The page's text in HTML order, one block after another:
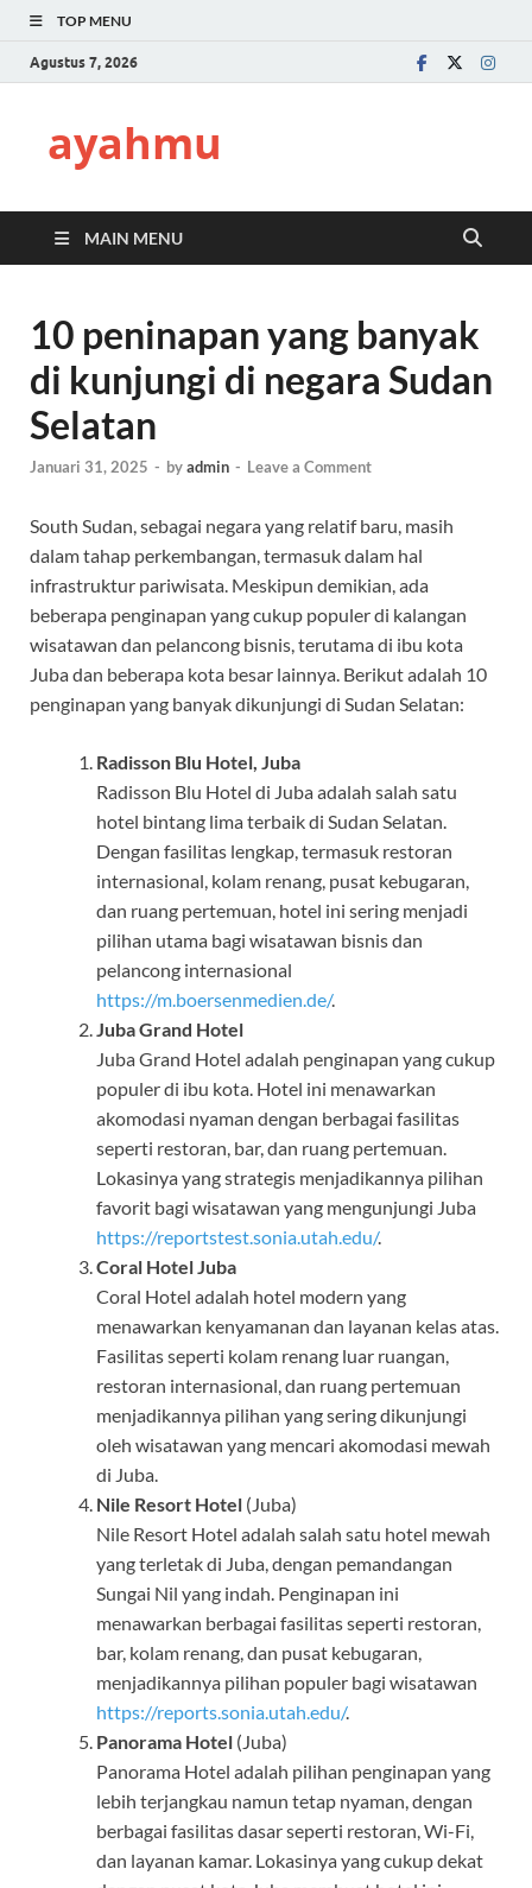
TOP MENU
Agustus 7, 2026
ayahmu
MAIN MENU
10 peninapan yang banyak
di kunjungi di negara Sudan
Selatan
Januari 31, 2025 - byadmin - Leave a Comment
South Sudan, sebagai negara yang relatif baru, masih
dalam tahap perkembangan, termasuk dalam hal
infrastruktur pariwisata. Meskipun demikian, ada
beberapa penginapan yang cukup populer di kalangan
wisatawan dan pelancong bisnis, terutama di ibu kota
Juba dan beberapa kota besar lainnya. Berikut adalah 10
penginapan yang banyak dikunjungi di Sudan Selatan:
Radisson Blu Hotel, Juba
Radisson Blu Hotel di Juba adalah salah satu
hotel bintang lima terbaik di Sudan Selatan.
Dengan fasilitas lengkap, termasuk restoran
internasional, kolam renang, pusat kebugaran,
dan ruang pertemuan, hotel ini sering menjadi
pilihan utama bagi wisatawan bisnis dan
pelancong internasional
https://m.boersenmedien.de/.
Juba Grand Hotel
Juba Grand Hotel adalah penginapan yang cukup
populer di ibu kota. Hotel ini menawarkan
akomodasi nyaman dengan berbagai fasilitas
seperti restoran, bar, dan ruang pertemuan.
Lokasinya yang strategis menjadikannya pilihan
favorit bagi wisatawan yang mengunjungi Juba
https://reportstest.sonia.utah.edu/.
Coral Hotel Juba
Coral Hotel adalah hotel modern yang
menawarkan kenyamanan dan layanan kelas atas.
Fasilitas seperti kolam renang luar ruangan,
restoran internasional, dan ruang pertemuan
menjadikannya pilihan yang sering dikunjungi
oleh wisatawan yang mencari akomodasi mewah
di Juba.
Nile Resort Hotel (Juba)
Nile Resort Hotel adalah salah satu hotel mewah
yang terletak di Juba, dengan pemandangan
Sungai Nil yang indah. Penginapan ini
menawarkan berbagai fasilitas seperti restoran,
bar, kolam renang, dan pusat kebugaran,
menjadikannya pilihan populer bagi wisatawan
https://reports.sonia.utah.edu/.
Panorama Hotel (Juba)
Panorama Hotel adalah pilihan penginapan yang
lebih terjangkau namun tetap nyaman, dengan
berbagai fasilitas dasar seperti restoran, Wi-Fi,
dan layanan kamar. Lokasinya yang cukup dekat